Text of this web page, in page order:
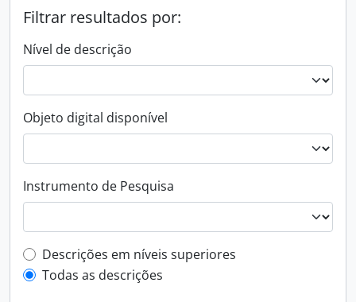
Filtrar resultados por:
Nível de descrição
Objeto digital disponível
Instrumento de Pesquisa
Filtro de descrição de nível superior
Descrições em níveis superiores
Todas as descrições